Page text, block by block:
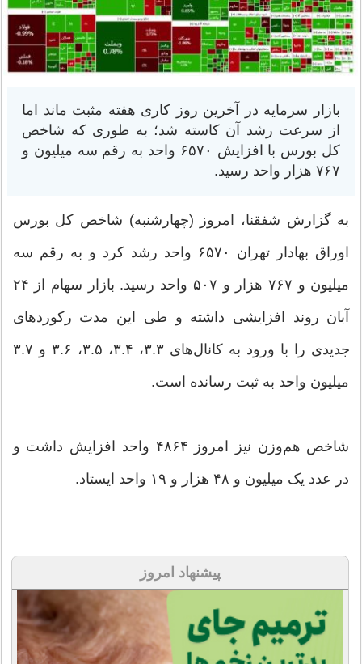
بازار سرمایه در آخرین روز کاری هفته مثبت ماند اما
از سرعت رشد آن کاسته شد؛ به طوری که شاخص
کل بورس با افزایش ۶۵۷۰ واحد به رقم سه میلیون و
۷۶۷ هزار واحد رسید.
به گزارش شفقنا، امروز (چهارشنبه) شاخص کل بورس
اوراق بهادار تهران ۶۵۷۰ واحد رشد کرد و به رقم سه
میلیون و ۷۶۷ هزار و ۵۰۷ واحد رسید. بازار سهام از ۲۴
آبان روند افزایشی داشته و طی این مدت رکوردهای
جدیدی را با ورود به کانال‌های ۳.۳، ۳.۴، ۳.۵، ۳.۶ و ۳.۷
میلیون واحد به ثبت رسانده است.
شاخص هم‌وزن نیز امروز ۴۸۶۴ واحد افزایش داشت و
در عدد یک میلیون و ۴۸ هزار و ۱۹ واحد ایستاد.
پیشنهاد امروز